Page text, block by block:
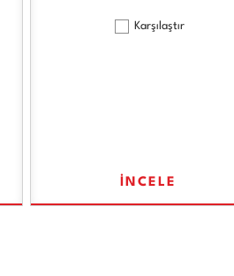
Karşılaştır
İNCELE